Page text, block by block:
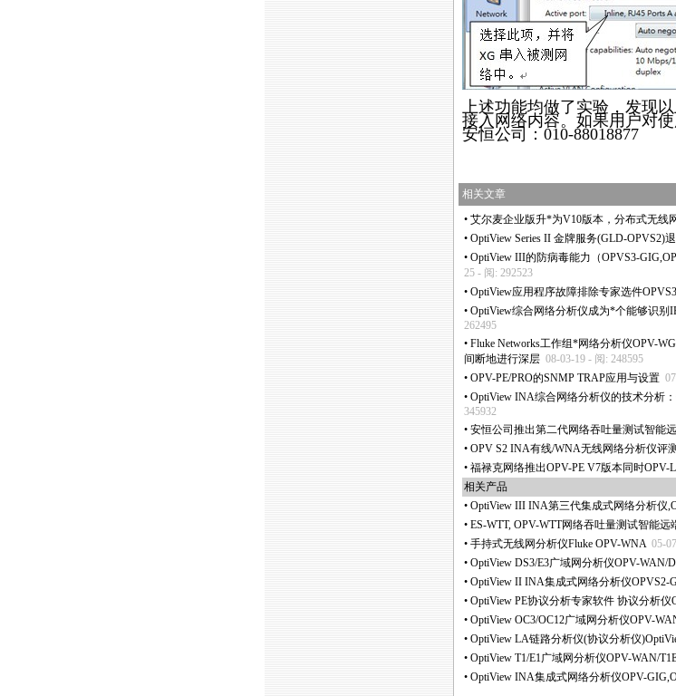
上述功能均做了实验，发现
接入网络内容。如果用户对
安恒公司：010-88018877
相关文章
• 艾尔麦企业版升*为V10版本，分布式无线
• OptiView Series II 金牌服务(GLD-OPVS2)
• OptiView III的防病毒能力（OPVS3-
25 - 阅: 292523
• OptiView应用程序故障排除专家选件
• OptiView综合网络分析仪成为*个能够识别
262495
• Fluke Networks工作组*网络分析仪OPV-
间断地进行深层 08-03-19 - 阅: 248595
• OPV-PE/PRO的SNMP TRAP应用与设置
• OptiView INA综合网络分析仪的技术分析
345932
• 安恒公司推出第二代网络吞吐量测试智能
• OPV S2 INA有线/WNA无线网络分析仪评测
• 福禄克网络推出OPV-PE V7版本同时OPV-
相关产品
• OptiView III INA第三代集成式网络分析仪
• ES-WTT, OPV-WTT网络吞吐量测试智能远
• 手持式无线网分析仪Fluke OPV-WNA 05-
• OptiView DS3/E3广域网分析仪OPV-WAN/
• OptiView II INA集成式网络分析仪OPVS2-
• OptiView PE协议分析专家软件 协议分析仪
• OptiView OC3/OC12广域网分析仪OPV-
• OptiView LA链路分析仪(协议分析仪
• OptiView T1/E1广域网分析仪OPV-WAN/
• OptiView INA集成式网络分析仪OPV-